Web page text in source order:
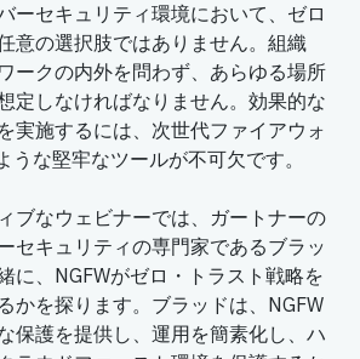
ーセキュリティ環境において、ゼロ
意の選択肢ではありません。組織
ークの内外を問わず、あらゆる場所
定しなければなりません。効果的な
実施するには、次世代ファイアウォ
うな堅牢なツールが不可欠です。
ブなウェビナーでは、ガートナーの
セキュリティの専門家であるブラッ
に、NGFWがゼロ・トラスト戦略を
かを探ります。ブラッドは、NGFW
保護を提供し、運用を簡素化し、ハ